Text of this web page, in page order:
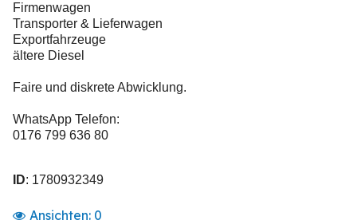
Firmenwagen
Transporter & Lieferwagen
Exportfahrzeuge
ältere Diesel
Faire und diskrete Abwicklung.
WhatsApp Telefon:
0176 799 636 80
ID: 1780932349
Ansichten: 0